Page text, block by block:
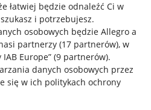
łatwiej będzie odnaleźć Ci w
i potrzebujesz.
osobowych będzie Allegro a
partnerzy (17 partnerów), w
Europe” (9 partnerów).
danych osobowych przez
się w ich politykach ochrony